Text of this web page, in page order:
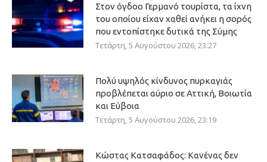
Στον όγδοο Γερμανό τουρίστα, τα ίχνη
του οποίου είχαν χαθεί ανήκει η σορός
που εντοπίστηκε δυτικά της Σύμης
Τετάρτη, 5 Αυγούστου 2026, 23:27
Πολύ υψηλός κίνδυνος πυρκαγιάς
προβλέπεται αύριο σε Αττική, Βοιωτία
και Εύβοια
Τετάρτη, 5 Αυγούστου 2026, 23:19
Κώστας Κατσαφάδος: Κανένας δεν